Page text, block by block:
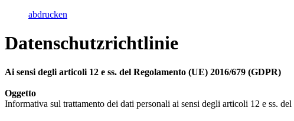
abdrucken
Datenschutzrichtlinie
Ai sensi degli articoli 12 e ss. del Regolamento (UE) 2016/679 (GDPR)
Oggetto
Informativa sul trattamento dei dati personali ai sensi degli articoli 12 e ss.